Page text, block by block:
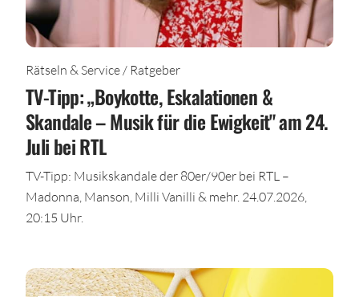
Rätseln & Service / Ratgeber
TV-Tipp: „Boykotte, Eskalationen &
Skandale – Musik für die Ewigkeit" am 24.
Juli bei RTL
TV-Tipp: Musikskandale der 80er/90er bei RTL –
Madonna, Manson, Milli Vanilli & mehr. 24.07.2026,
20:15 Uhr.